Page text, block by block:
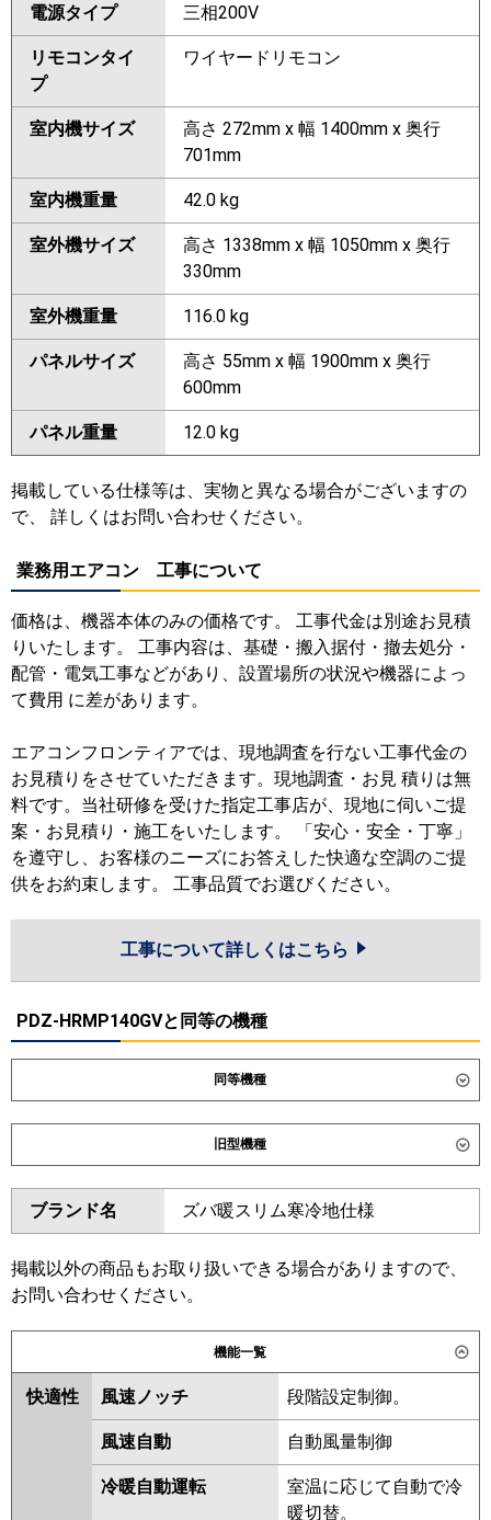
電源タイプ 三相200V
リモコンタイ
プ
ワイヤードリモコン
室内機サイズ
高さ 272mm x 幅 1400mm x 奥行
701mm
室内機重量 42.0 kg
室外機サイズ
高さ 1338mm x 幅 1050mm x 奥行
330mm
室外機重量 116.0 kg
パネルサイズ
高さ 55mm x 幅 1900mm x 奥行
600mm
パネル重量 12.0 kg
掲載している仕様等は、実物と異なる場合がございますの
で、 詳しくはお問い合わせください。
業務用エアコン 工事について
価格は、機器本体のみの価格です。 工事代金は別途お見積
りいたします。 工事内容は、基礎・搬入据付・撤去処分・
配管・電気工事などがあり、設置場所の状況や機器によっ
て費用 に差があります。
エアコンフロンティアでは、現地調査を行ない工事代金の
お見積りをさせていただきます。現地調査・お見 積りは無
料です。当社研修を受けた指定工事店が、現地に伺いご提
案・お見積り・施工をいたします。 「安心・安全・丁寧」
を遵守し、お客様のニーズにお答えした快適な空調のご提
供をお約束します。 工事品質でお選びください。
工事について詳しくはこちら
PDZ-HRMP140GVと同等の機種
同等機種
ダイキン SZRB140C SDRB140BB
東芝 GBHA14011MUB GBSA14014MUB
三菱電機 PDZ-HRMP140G6 PDZ-
ERMP140G6
日立 RCB-GP140RHN5 RCB-
GP140RSH12
FDRV1406H6S-ca
FDRV1406H6S-
パナソニック PA-P140F7KC PA-P140F7KNC
PA-P140F7HC PA-P140F7HNC
旧型機種
ダイキン SZRB140BY SZRB140BJ
SDRB140B SZRB140BF
SZRB140BC
東芝 RBSA14034MUB
RBHA14031MUB
RBSA14033MU RBHA14031M
ABHA14054M
ABEA14037M RBSA14033M
ABEA14057M ABSA14057M
三菱電機 PDZ-HRMP140G5 PDZ-
ERMP140G5
PDZ-HRMP140G4
PDZ-ERMP140G4 PDZ-
ブランド名 ズバ暖スリム寒冷地仕様
掲載以外の商品もお取り扱いできる場合がありますので、
お問い合わせください。
機能一覧
快適性 風速ノッチ 段階設定制御。
風速自動 自動風量制御
冷暖自動運転
室温に応じて自動で冷
暖切替。